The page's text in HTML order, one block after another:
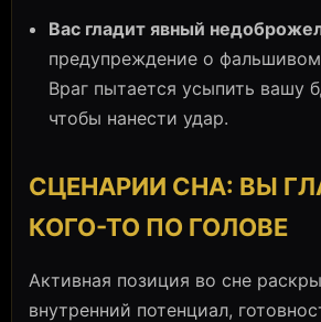
Вас гладит явный
предупреждение о
Враг пытается усыпить вашу
чтобы нанести удар.
СЦЕНАРИИ СНА: ВЫ
КОГО-ТО ПО ГОЛОВЕ
Активная позиция во сне
внутренний потенциал,